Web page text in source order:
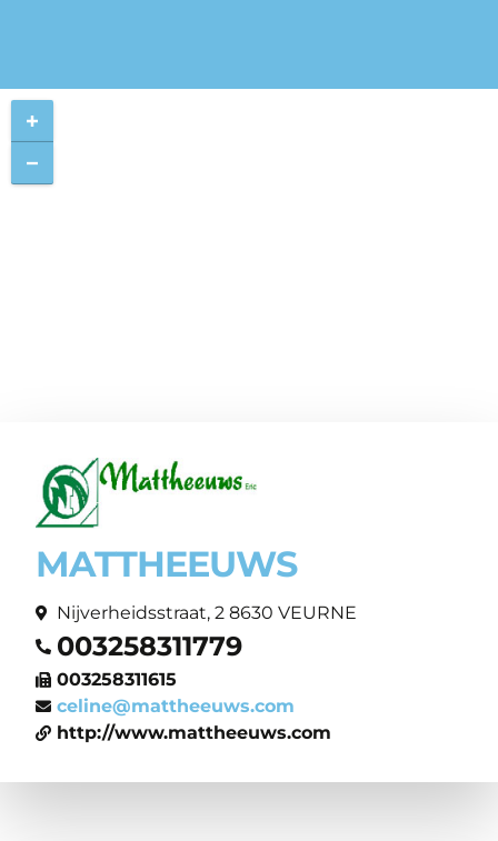
MATTHEEUWS
Nijverheidsstraat, 2 8630 VEURNE
003258311779
003258311615
celine@mattheeuws.com
http://www.mattheeuws.com